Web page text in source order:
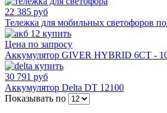
22 385 руб
Тележка для мобильных светофоров
Цена по запросу
Аккумулятор GIVER HYBRID 6СТ -
30 791 руб
Аккумулятор Delta DT 12100
Показывать по